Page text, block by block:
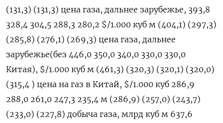
(131,3) (131,3) цена газа, дальнее зарубежье, 393,8
328,4 304,5 288,3 280,2 $/1.000 куб м (404,1) (297,3)
(285,8) (276,1) (269,3) цена газа, дальнее
зарубежье(без 446,0 350,0 340,0 330,0 330,0
Китая), $/1.000 куб м (461,3) (320,3) (320,1) (320,0)
(315,4 ) цена на газ в Китай, $/1.000 куб 286,9
288,0 261,0 247,3 235,4 м (286,9) (257,0) (243,7)
(233,0) (227,8) добыча газа, млрд куб м 637,6